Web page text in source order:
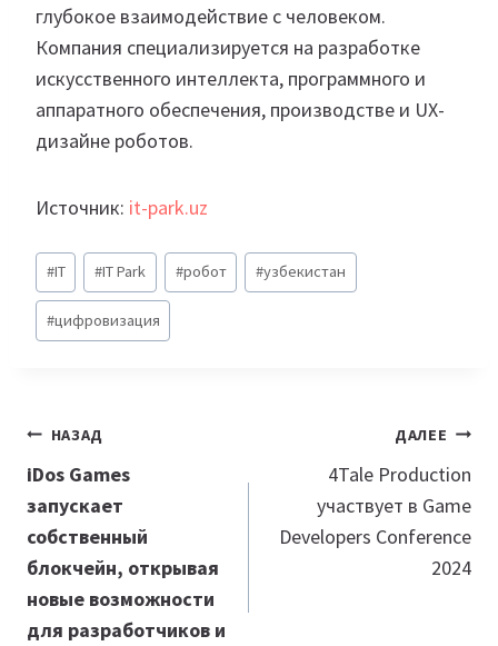
глубокое взаимодействие с человеком.
Компания специализируется на разработке
искусственного интеллекта, программного и
аппаратного обеспечения, производстве и UX-
дизайне роботов.
Источник: it-park.uz
Метки
записи:
#IT #IT Park #робот #узбекистан
#цифровизация
Навигация
по
записям
НАЗАД
iDos Games
запускает
собственный
блокчейн, открывая
новые возможности
для разработчиков и
ДАЛЕЕ
4Tale Production
участвует в Game
Developers Conference
2024